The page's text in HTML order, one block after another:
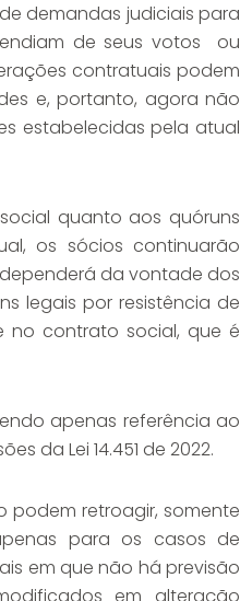
demandas judiciais para
de seus votos ou
contratuais podem
e, portanto, agora não
estabelecidas pela atual
quanto aos quóruns
os sócios continuarão
da vontade dos
legais por resistência de
no contrato social, que é
apenas referência ao
da Lei 14.451 de 2022.
podem retroagir, somente
para os casos de
em que não há previsão